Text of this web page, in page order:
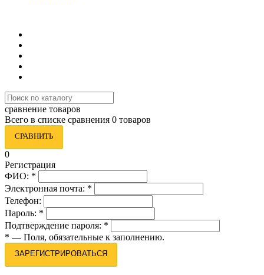
сравнение товаров
Всего в списке сравнения 0 товаров
СРАВНИТЬ
0
Регистрация
ФИО: *
Электронная почта: *
Телефон:
Пароль: *
Подтверждение пароля: *
* — Поля, обязательные к заполнению.
ЗАРЕГИСТРИРОВАТЬСЯ